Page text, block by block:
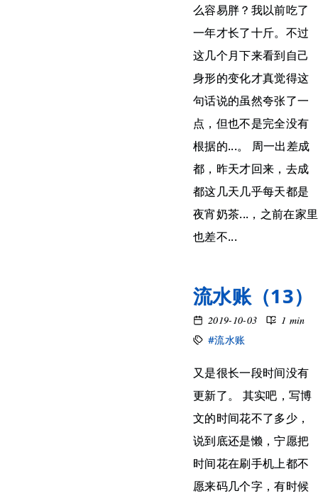
么容易胖？我以前吃了
一年才长了十斤。不过
这几个月下来看到自己
身形的变化才真觉得这
句话说的虽然夸张了一
点，但也不是完全没有
根据的...。 周一出差成
都，昨天才回来，去成
都这几天几乎每天都是
夜宵奶茶...，之前在家里
也差不...
流水账（13）
2019-10-03
1 min
#流水账
又是很长一段时间没有
更新了。 其实吧，写博
文的时间花不了多少，
说到底还是懒，宁愿把
时间花在刷手机上都不
愿来码几个字，有时候